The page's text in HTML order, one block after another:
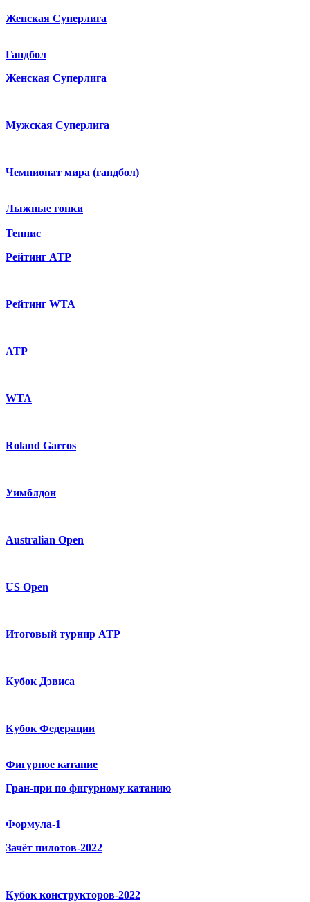
Женская Суперлига
Гандбол
Женская Суперлига
Мужская Суперлига
Чемпионат мира (гандбол)
Лыжные гонки
Теннис
Рейтинг ATP
Рейтинг WTA
ATP
WTA
Roland Garros
Уимблдон
Australian Open
US Open
Итоговый турнир ATP
Кубок Дэвиса
Кубок Федерации
Фигурное катание
Гран-при по фигурному катанию
Формула-1
Зачёт пилотов-2022
Кубок конструкторов-2022